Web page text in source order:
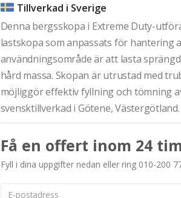
Tillverkad i Sverige
Denna bergsskopa i Extreme Duty-
lastskopa som anpassats för hantering
användningsområde är att lasta
hård massa. Skopan är utrustad med
möjliggör effektiv fyllning och tömning
svensktillverkad i Götene, Västergötland.
Få en offert inom 24
Fyll i dina uppgifter nedan eller ring 010-200